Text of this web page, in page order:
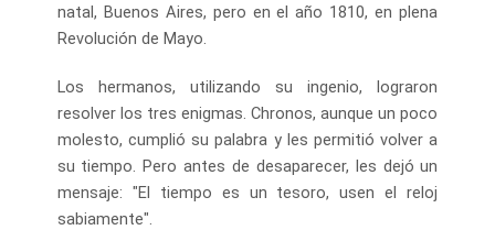
natal, Buenos Aires, pero en el año 1810, en plena
Revolución de Mayo.
Los hermanos, utilizando su ingenio, lograron
resolver los tres enigmas. Chronos, aunque un poco
molesto, cumplió su palabra y les permitió volver a
su tiempo. Pero antes de desaparecer, les dejó un
mensaje: "El tiempo es un tesoro, usen el reloj
sabiamente".